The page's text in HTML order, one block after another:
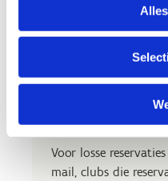
voor jouw
Een plek nodig voor
wedstrijden? Wil je
evenement
Voor losse
mail, clubs die